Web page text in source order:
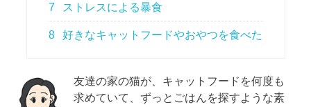
7 ストレスによる暴食
8 好きなキャットフードやおやつを食べた
友達の家の猫が、キャットフードを何度も
求めていて、ずっとごはんを探すような素